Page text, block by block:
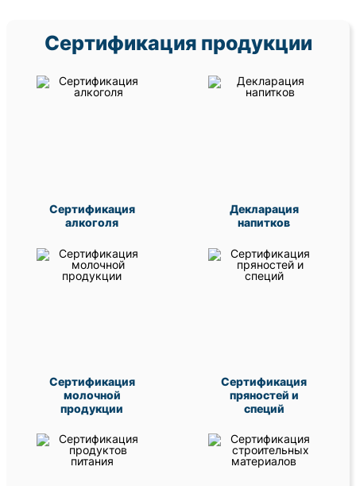
Сертификация продукции
Сертификация
алкоголя
Декларация
напитков
Сертификация
молочной
продукции
Сертификация
пряностей и
специй